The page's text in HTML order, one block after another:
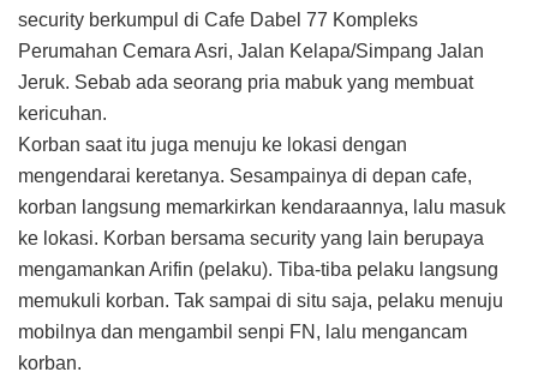
security berkumpul di Cafe Dabel 77 Kompleks
Perumahan Cemara Asri, Jalan Kelapa/Simpang Jalan
Jeruk. Sebab ada seorang pria mabuk yang membuat
kericuhan.
Korban saat itu juga menuju ke lokasi dengan
mengendarai keretanya. Sesampainya di depan cafe,
korban langsung memarkirkan kendaraannya, lalu masuk
ke lokasi. Korban bersama security yang lain berupaya
mengamankan Arifin (pelaku). Tiba-tiba pelaku langsung
memukuli korban. Tak sampai di situ saja, pelaku menuju
mobilnya dan mengambil senpi FN, lalu mengancam
korban.